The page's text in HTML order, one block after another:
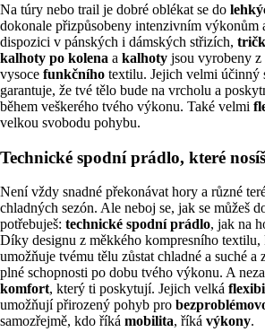
Na túry nebo trail je dobré oblékat se do
dokonale přizpůsobeny intenzivním výkonům
dispozici v pánských i dámských střizích,
kalhoty po kolena a kalhoty jsou vyrobeny z
vysoce funkčního textilu. Jejich velmi účinný
garantuje, že tvé tělo bude na vrcholu a
během veškerého tvého výkonu. Také velmi
velkou svobodu pohybu.
Technické spodní prádlo, které
Není vždy snadné překonávat hory a různé
chladných sezón. Ale neboj se, jak se můžeš
potřebuješ: technické spodní prádlo, jak na
Díky designu z měkkého kompresního
umožňuje tvému tělu zůstat chladné a suché a
plné schopnosti po dobu tvého výkonu. A
komfort, který ti poskytují. Jejich velká
umožňují přirozený pohyb pro
samozřejmě, kdo říká mobilita, říká výkony.